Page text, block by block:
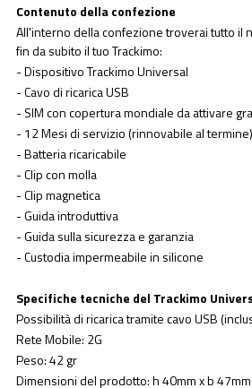
Contenuto della confezione
All'interno della confezione troverai tutto il
fin da subito il tuo Trackimo:
- Dispositivo Trackimo Universal
- Cavo di ricarica USB
- SIM con copertura mondiale da attivare
- 12 Mesi di servizio (rinnovabile al termine)
- Batteria ricaricabile
- Clip con molla
- Clip magnetica
- Guida introduttiva
- Guida sulla sicurezza e garanzia
- Custodia impermeabile in silicone
Specifiche tecniche del Trackimo
Possibilità di ricarica tramite cavo USB
Rete Mobile: 2G
Peso: 42 gr
Dimensioni del prodotto: h 40mm x b